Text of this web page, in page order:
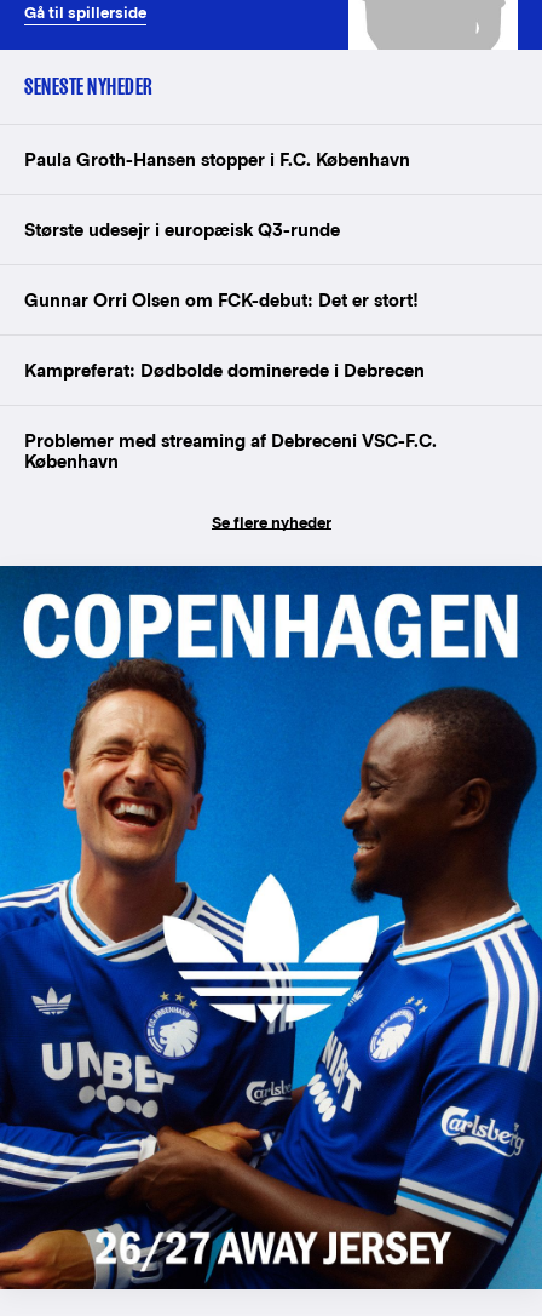
Gå til spillerside
SENESTE NYHEDER
Paula Groth-Hansen stopper i F.C. København
Største udesejr i europæisk Q3-runde
Gunnar Orri Olsen om FCK-debut: Det er stort!
Kampreferat: Dødbolde dominerede i Debrecen
Problemer med streaming af Debreceni VSC-F.C.
København
Se flere nyheder